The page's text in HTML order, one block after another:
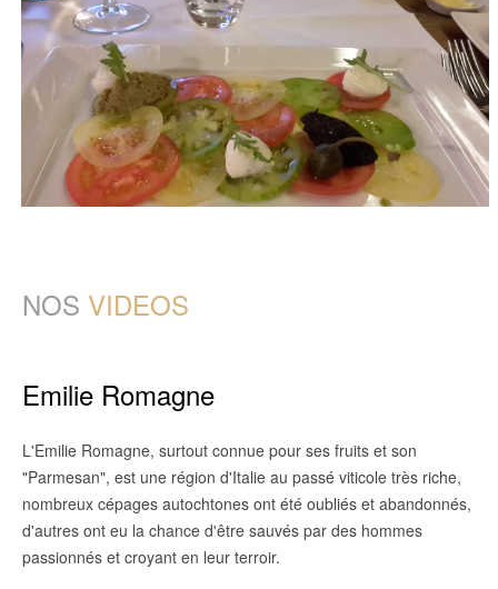
NOS VIDEOS
Emilie Romagne
L'Emilie Romagne, surtout connue pour ses fruits et son
"Parmesan", est une région d'Italie au passé viticole très riche,
nombreux cépages autochtones ont été oubliés et abandonnés,
d'autres ont eu la chance d'être sauvés par des hommes
passionnés et croyant en leur terroir.